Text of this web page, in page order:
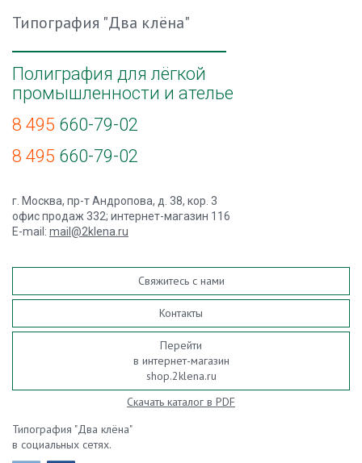
Типография "Два клёна"
Полиграфия для лёгкой
промышленности и ателье
8 495 660-79-02
8 495 660-79-02
г. Москва, пр-т Андропова, д. 38, кор. 3
офис продаж 332; интернет-магазин 116
E-mail: mail@2klena.ru
Свяжитесь с нами
Контакты
Перейти
в интернет-магазин
shop.2klena.ru
Скачать каталог в PDF
Типография "Два клёна"
в социальных сетях.